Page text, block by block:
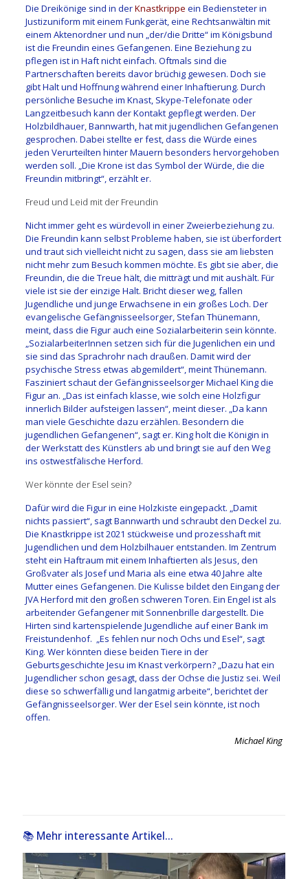
Die Dreikönige sind in derKnastkrippe ein Bediensteter in
Justizuniform mit einem Funkgerät, eine Rechtsanwältin mit
einem Aktenordner und nun „der/die Dritte“ im Königsbund
ist die Freundin eines Gefangenen. Eine Beziehung zu
pflegen ist in Haft nicht einfach. Oftmals sind die
Partnerschaften bereits davor brüchig gewesen. Doch sie
gibt Halt und Hoffnung während einer Inhaftierung. Durch
persönliche Besuche im Knast, Skype-Telefonate oder
Langzeitbesuch kann der Kontakt gepflegt werden. Der
Holzbildhauer, Bannwarth, hat mit jugendlichen Gefangenen
gesprochen. Dabei stellte er fest, dass die Würde eines
jeden Verurteilten hinter Mauern besonders hervorgehoben
werden soll. „Die Krone ist das Symbol der Würde, die die
Freundin mitbringt“, erzählt er.
Freud und Leid mit der Freundin
Nicht immer geht es würdevoll in einer Zweierbeziehung zu.
Die Freundin kann selbst Probleme haben, sie ist überfordert
und traut sich vielleicht nicht zu sagen, dass sie am liebsten
nicht mehr zum Besuch kommen möchte. Es gibt sie aber, die
Freundin, die die Treue hält, die mitträgt und mit aushält. Für
viele ist sie der einzige Halt. Bricht dieser weg, fallen
Jugendliche und junge Erwachsene in ein großes Loch. Der
evangelische Gefängnisseelsorger, Stefan Thünemann,
meint, dass die Figur auch eine Sozialarbeiterin sein könnte.
„SozialarbeiterInnen setzen sich für die Jugenlichen ein und
sie sind das Sprachrohr nach draußen. Damit wird der
psychische Stress etwas abgemildert“, meint Thünemann.
Fasziniert schaut der Gefängnisseelsorger Michael King die
Figur an. „Das ist einfach klasse, wie solch eine Holzfigur
innerlich Bilder aufsteigen lassen“, meint dieser. „Da kann
man viele Geschichte dazu erzählen. Besondern die
jugendlichen Gefangenen“, sagt er. King holt die Königin in
der Werkstatt des Künstlers ab und bringt sie auf den Weg
ins ostwestfälische Herford.
Wer könnte der Esel sein?
Dafür wird die Figur in eine Holzkiste eingepackt. „Damit
nichts passiert“, sagt Bannwarth und schraubt den Deckel zu.
Die Knastkrippe ist 2021 stückweise und prozesshaft mit
Jugendlichen und dem Holzbilhauer entstanden. Im Zentrum
steht ein Haftraum mit einem Inhaftierten als Jesus, den
Großvater als Josef und Maria als eine etwa 40 Jahre alte
Mutter eines Gefangenen. Die Kulisse bildet den Eingang der
JVA Herford mit den großen schweren Toren. Ein Engel ist als
arbeitender Gefangener mit Sonnenbrille dargestellt. Die
Hirten sind kartenspielende Jugendliche auf einer Bank im
Freistundenhof. „Es fehlen nur noch Ochs und Esel“, sagt
King. Wer könnten diese beiden Tiere in der
Geburtsgeschichte Jesu im Knast verkörpern? „Dazu hat ein
Jugendlicher schon gesagt, dass der Ochse die Justiz sei. Weil
diese so schwerfällig und langatmig arbeite“, berichtet der
Gefängnisseelsorger. Wer der Esel sein könnte, ist noch
offen.
Michael King
📚 Mehr interessante Artikel...